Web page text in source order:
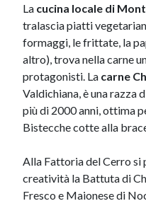
La cucina locale di
tralascia piatti
formaggi, le frittate, la
altro), trova nella carne
protagonisti. La carne
Valdichiana, è una razza
più di 2000 anni, ottima
Bistecche cotte alla
Alla Fattoria del Cerro si
creatività la Battuta di
Fresco e Maionese di